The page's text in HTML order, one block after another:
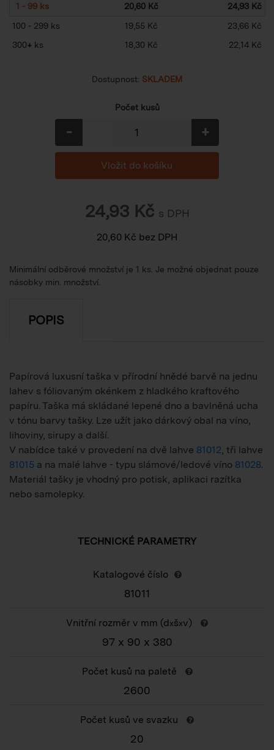
1 - 99 ks
20,60 Kč
24,93 Kč
100 - 299 ks
19,55 Kč
23,66 Kč
300+ ks 18,30 Kč 22,14 Kč
Dostupnost: SKLADEM
Počet kusů
- +
24,93Kč s DPH
20,60 Kč bez DPH
Minimální odběrové množství je 1 ks. Je možné objednat pouze
násobky min. množství.
POPIS
Papírová luxusní taška v přírodní hnědé barvě na jednu
lahev s fóliovaným okénkem z hladkého kraftového
papíru. Taška má skládané lepené dno a bavlněná ucha
v tónu barvy tašky. Lze užít jako dárkový obal na víno,
lihoviny, sirupy a další.
V nabídce také v provedení na dvě lahve 81012 , tři lahve
81015 a na malé lahve - typu slámové/ledové víno 81028
Materiál tašky je vhodný pro potisk, aplikaci razítka
nebo samolepky.
TECHNICKÉ PARAMETRY
Katalogové číslo
81011
Vnitřní rozměr v mm (dxšxv)
97 x 90 x 380
Počet kusů na paletě
2600
Počet kusů ve svazku
20